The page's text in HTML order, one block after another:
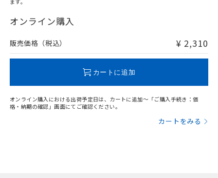
中国 RoHS表
Pb
X O
非含有品が必要な際は、弊社営業部門もしくは販売店へお
オンライン購入
販売価格（税込） ¥ 2,310
カートに追加
オンライン購入における出荷予定日は、カートに追加～「ご購入手続き：価
格・納期の確認」画面にてご確認ください。
カートをみる